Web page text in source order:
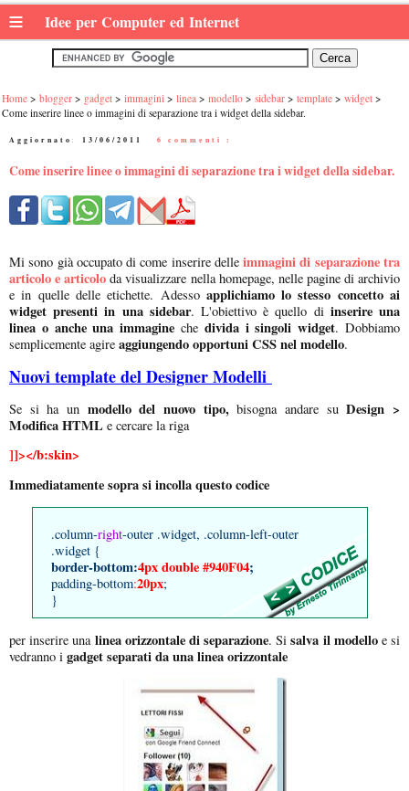
≡ Idee per Computer ed Internet
Home blogger gadget immagini linea modello sidebar template
widget
Come inserire linee o immagini di separazione tra i widget della sidebar.
Aggiornato: 13/06/2011 6 commenti :
Come inserire linee o immagini di separazione tra i widget della sidebar.
Mi sono già occupato di come inserire delleimmagini di separazione tra
articolo e articolo da visualizzare nella homepage, nelle pagine di archivio
e in quelle delle etichette. Adesso applichiamo lo stesso concetto ai
widget presenti in una sidebar. L'obiettivo è quello diinserire una
linea o anche una immagine che divida i singoli widget. Dobbiamo
semplicemente agire aggiungendo opportuni CSS nel modello.
Nuovi template delDesigner Modelli
Se si ha un modello del nuovo tipo, bisogna andare suDesign >
Modifica HTML e cercare la riga
]]></b:skin>
Immediatamente sopra si incolla questo codice
.column-right-outer .widget, .column-left-outer
.widget {
border-bottom:4px double #940F04;
padding-bottom:20px;
}
per inserire unalinea orizzontale di separazione. Sisalva il modelloe si
vedranno i gadget separati da una lineaorizzontale